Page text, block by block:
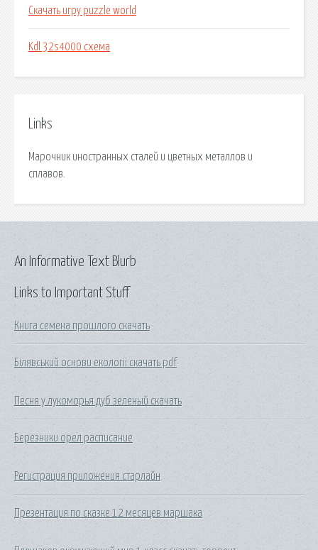
Скачать игру puzzle world
Kdl 32s4000 схема
Links
Марочник иностранных сталей и цветных металлов и
сплавов.
Links to Important Stuff
Книга семена прошлого скачать
Білявський основи екології скачать pdf
Песня у лукоморья дуб зеленый скачать
Березники орел расписание
Регистрация приложения старлайн
Презентация по сказке 12 месяцев маршака
An Informative Text Blurb